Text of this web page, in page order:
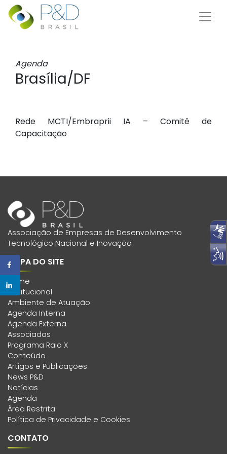
Agenda
Brasília/DF
Rede MCTI/Embraprii IA – Comitê de
Capacitação
Associação de Empresas de Desenvolvimento
Tecnológico Nacional e Inovação
MAPA DO SITE
Home
Institucional
Ambiente de Atuação
Agenda Interna
Agenda Externa
Associadas
Programa Raio X
Conteúdo
Artigos e Publicações
News P&D
Notícias
Agenda
Área Restrita
Política de Privacidade e Cookies
CONTATO